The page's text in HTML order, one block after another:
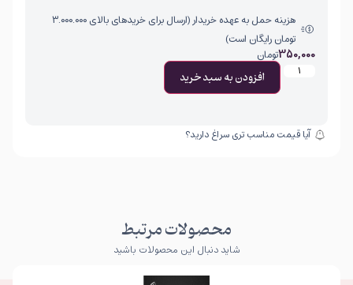
هزینه حمل به عهده خریدار (ارسال برای خریدهای بالای ۳.۰۰۰.۰۰۰
تومان رایگان است)
350,000تومان
افزودن به سبد خرید
آیا قیمت مناسب تری سراغ دارید؟
محصولات مرتبط
شاید دنبال این محصولات باشید